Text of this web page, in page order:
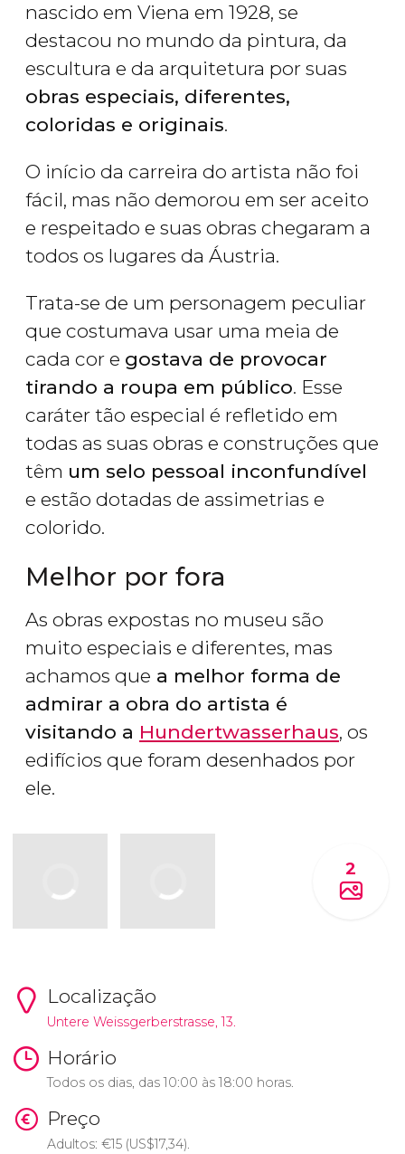
nascido em Viena em 1928, se
destacou no mundo da pintura, da
escultura e da arquitetura por suas
obras especiais, diferentes,
coloridas e originais.
O início da carreira do artista não foi
fácil, mas não demorou em ser aceito
e respeitado e suas obras chegaram a
todos os lugares da Áustria.
Trata-se de um personagem peculiar
que costumava usar uma meia de
cada cor e gostava de provocar
tirando a roupa em público. Esse
caráter tão especial é refletido em
todas as suas obras e construções que
têm um selo pessoal inconfundível
e estão dotadas de assimetrias e
colorido.
Melhor por fora
As obras expostas no museu são
muito especiais e diferentes, mas
achamos que a melhor forma de
admirar a obra do artista é
visitando a Hundertwasserhaus, os
edifícios que foram desenhados por
ele.
2
Localização
Untere Weissgerberstrasse, 13.
Horário
Todos os dias, das 10:00 às 18:00 horas.
Preço
Adultos: €15 (US$17,34).